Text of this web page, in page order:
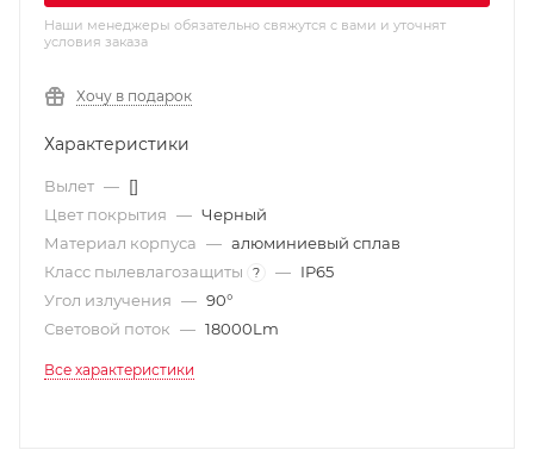
Наши менеджеры обязательно свяжутся с вами и уточнят
условия заказа
Хочу в подарок
Характеристики
Вылет — []
Цвет покрытия — Черный
Материал корпуса — алюминиевый сплав
Класс пылевлагозащиты
? — IP65
Угол излучения — 90°
Световой поток — 18000Lm
Все характеристики